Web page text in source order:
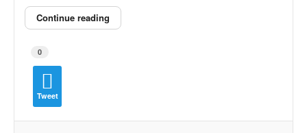
Continue reading
0
Tweet